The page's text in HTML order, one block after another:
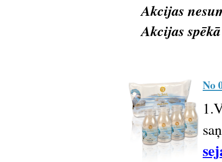
Akcijas
Akcijas
No